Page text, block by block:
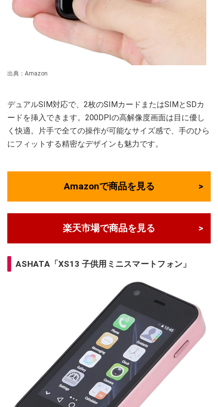
出典：Amazon
デュアルSIM対応で、2枚のSIMカードまたはSIMとSDカ
ードを挿入できます。200DPIの高解像度画面は目に優し
く快適。片手で全ての操作が可能なサイズ感で、手のひら
にフィットする精密なデザインも魅力です。
Amazonで商品を見る
楽天市場で商品を見る
ASHATA「XS13 子供用ミニスマートフォン」